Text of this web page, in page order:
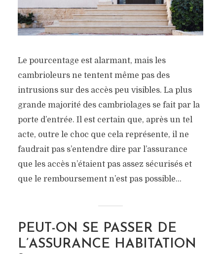
Le pourcentage est alarmant, mais les
cambrioleurs ne tentent même pas des
intrusions sur des accès peu visibles. La plus
grande majorité des cambriolages se fait par la
porte d’entrée. Il est certain que, après un tel
acte, outre le choc que cela représente, il ne
faudrait pas s’entendre dire par l’assurance
que les accès n’étaient pas assez sécurisés et
que le remboursement n’est pas possible...
PEUT-ON SE PASSER DE
L’ASSURANCE HABITATION